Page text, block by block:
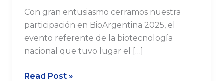
Con gran entusiasmo cerramos nuestra
participación en BioArgentina 2025, el
evento referente de la biotecnología
nacional que tuvo lugar el […]
Read Post »